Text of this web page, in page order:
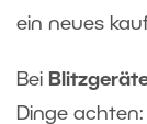
ein neues
Bei
Dinge